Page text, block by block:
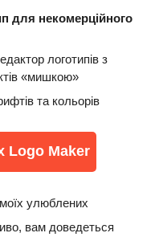
для некомерційного
логотипів з
«мишкою»
та кольорів
Logo Maker
улюблених
вам доведеться